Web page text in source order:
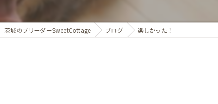
ドッグラン
茨城のブリーダーSweetCottage ブログ 楽しかった！